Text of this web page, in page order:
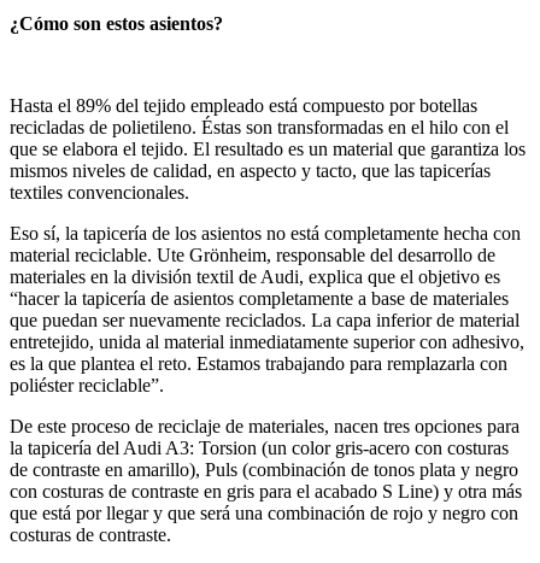
¿Cómo son estos asientos?
Hasta el 89% del tejido empleado está compuesto por botellas
recicladas de polietileno. Éstas son transformadas en el hilo con el
que se elabora el tejido. El resultado es un material que garantiza los
mismos niveles de calidad, en aspecto y tacto, que las tapicerías
textiles convencionales.
Eso sí, la tapicería de los asientos no está completamente hecha con
material reciclable. Ute Grönheim, responsable del desarrollo de
materiales en la división textil de Audi, explica que el objetivo es
“hacer la tapicería de asientos completamente a base de materiales
que puedan ser nuevamente reciclados. La capa inferior de material
entretejido, unida al material inmediatamente superior con adhesivo,
es la que plantea el reto. Estamos trabajando para remplazarla con
poliéster reciclable”.
De este proceso de reciclaje de materiales, nacen tres opciones para
la tapicería del Audi A3: Torsion (un color gris-acero con costuras
de contraste en amarillo), Puls (combinación de tonos plata y negro
con costuras de contraste en gris para el acabado S Line) y otra más
que está por llegar y que será una combinación de rojo y negro con
costuras de contraste.